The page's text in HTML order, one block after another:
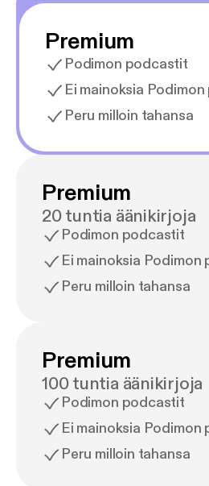
Premium
Podimon podcastit
Ei mainoksia
Peru milloin tahansa
Premium
20 tuntia äänikirjoja
Podimon podcastit
Ei mainoksia Podimon
Peru milloin tahansa
Premium
100 tuntia äänikirjoja
Podimon podcastit
Ei mainoksia Podimon
Peru milloin tahansa